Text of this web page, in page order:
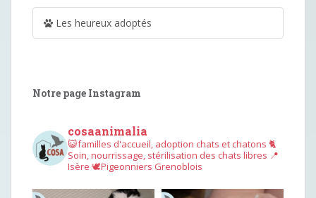
Les heureux adoptés
Notre page Instagram
cosaanimalia
😺familles d'accueil, adoption chats et chatons 🐈
Soin, nourrissage, stérilisation des chats libres 📍
Isère 🕊︎Pigeonniers Grenoblois